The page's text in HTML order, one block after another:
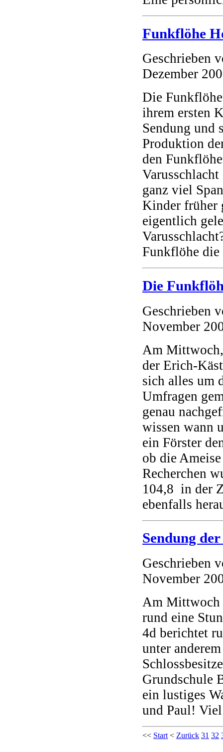
Funkflöhe
Geschrieben
Dezember
Die
ihrem ersten
Sendung und
Produktion
den
ganz viel
Kinder früher
eigentlich
Funkflöhe die
Die
Geschrieben
November
Am
der Erich-
sich alles um
Umfragen
genau
wissen wann
ein Förster
ob die
Recherchen
104,8 in der
ebenfalls
Sendung
Geschrieben
November
Am Mittwoch
rund eine
4d berichtet
unter
Grundschule
ein lustiges
und Paul!
<< Start < Zurück 31 32